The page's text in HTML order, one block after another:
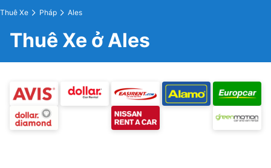
Thuê Xe Pháp Ales
Thuê Xe ở Ales